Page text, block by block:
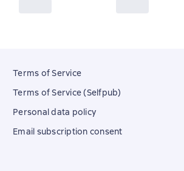
Terms of Service
Terms of Service (Selfpub)
Personal data policy
Email subscription consent